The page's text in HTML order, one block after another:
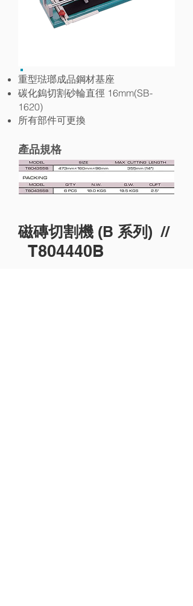
重型琺瑯成品鋼材基座
碳化鎢切割砂輪直徑 16mm(SB-
1620)
所有部件可更換
產品規格
磁磚切割機 (B 系列) //
T804440B